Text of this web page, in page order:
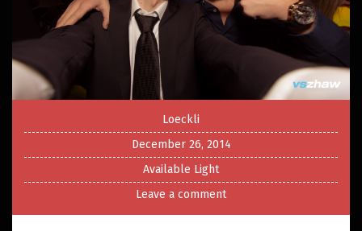
Loeckli
December 26, 2014
Available Light
Leave a comment